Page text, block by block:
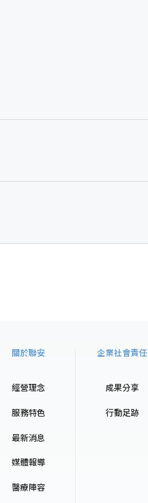
關於聯安
經營理念
服務特色
最新消息
媒體報導
醫療陣容
企業社會責任
成果分享
行動足跡